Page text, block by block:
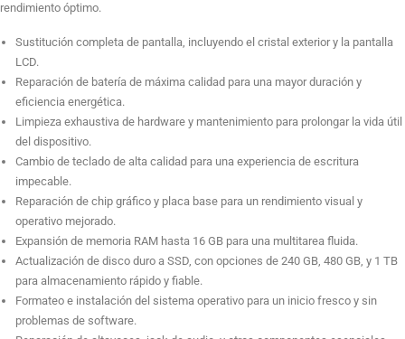
Ampliar 4GB RAM MacBook
Ampliar 8GB RAM MacBook
Ampliar 16GB RAM MacBook
Sustitución de 240GB Disco Duro SSD
rendimiento óptimo.
Sustitución completa de pantalla, incluyendo el cristal exterior y la pantalla
LCD.
Reparación de batería de máxima calidad para una mayor duración y
eficiencia energética.
Limpieza exhaustiva de hardware y mantenimiento para prolongar la vida útil
del dispositivo.
Cambio de teclado de alta calidad para una experiencia de escritura
impecable.
Reparación de chip gráfico y placa base para un rendimiento visual y
operativo mejorado.
Expansión de memoria RAM hasta 16 GB para una multitarea fluida.
Actualización de disco duro a SSD, con opciones de 240 GB, 480 GB, y 1 TB
para almacenamiento rápido y fiable.
Formateo e instalación del sistema operativo para un inicio fresco y sin
problemas de software.